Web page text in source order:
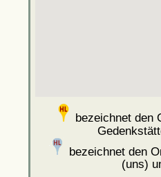
bezeichnet den
bezeichnet den
(uns)